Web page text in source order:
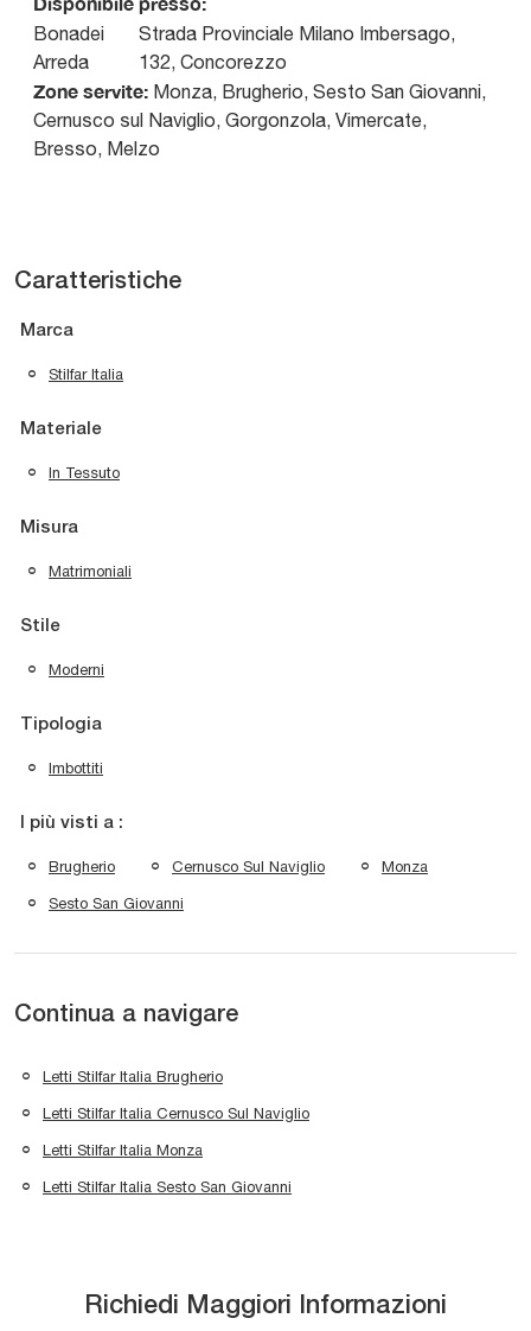
Bonadei
Arreda
Strada Provinciale Milano Imbersago,
132, Concorezzo
Zone servite: Monza, Brugherio, Sesto San Giovanni,
Cernusco sul Naviglio, Gorgonzola, Vimercate,
Bresso, Melzo
Caratteristiche
Marca
Stilfar Italia
Materiale
In Tessuto
Misura
Matrimoniali
Stile
Moderni
Tipologia
Imbottiti
I più visti a :
Brugherio Cernusco Sul Naviglio Monza
Sesto San Giovanni
Continua a navigare
Letti Stilfar Italia Brugherio
Letti Stilfar Italia Cernusco Sul Naviglio
Letti Stilfar Italia Monza
Letti Stilfar Italia Sesto San Giovanni
Richiedi Maggiori Informazioni